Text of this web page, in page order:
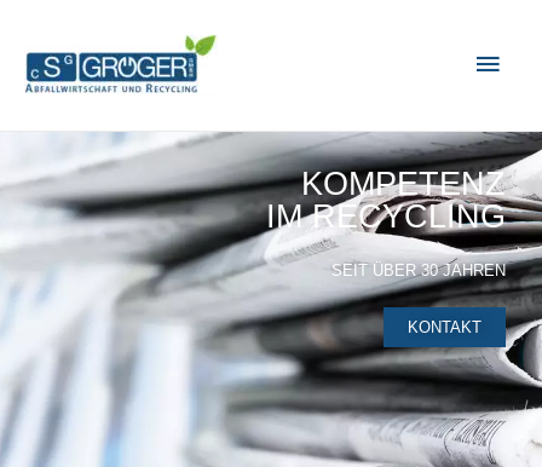
KOMPETENZ
IM RECYCLING
SEIT ÜBER 30 JAHREN
KONTAKT